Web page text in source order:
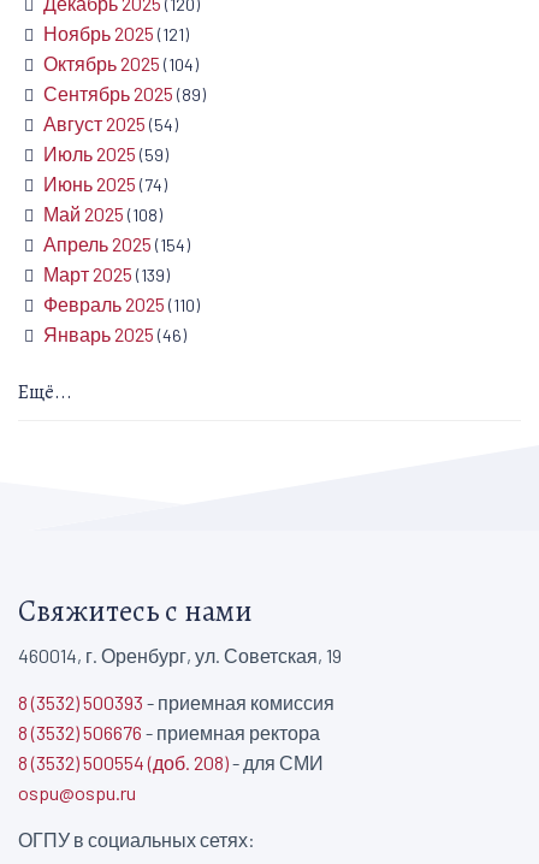
Ноябрь 2025 (121)
Октябрь 2025 (104)
Сентябрь 2025 (89)
Август 2025 (54)
Июль 2025 (59)
Июнь 2025 (74)
Май 2025 (108)
Апрель 2025 (154)
Март 2025 (139)
Февраль 2025 (110)
Январь 2025 (46)
Ещё...
Свяжитесь с нами
460014, г. Оренбург, ул. Советская, 19
8 (3532) 500393 - приемная комиссия
8 (3532) 506676 - приемная ректора
8 (3532) 500554 (доб. 208)- для СМИ
ospu@ospu.ru
ОГПУ в социальных сетях: